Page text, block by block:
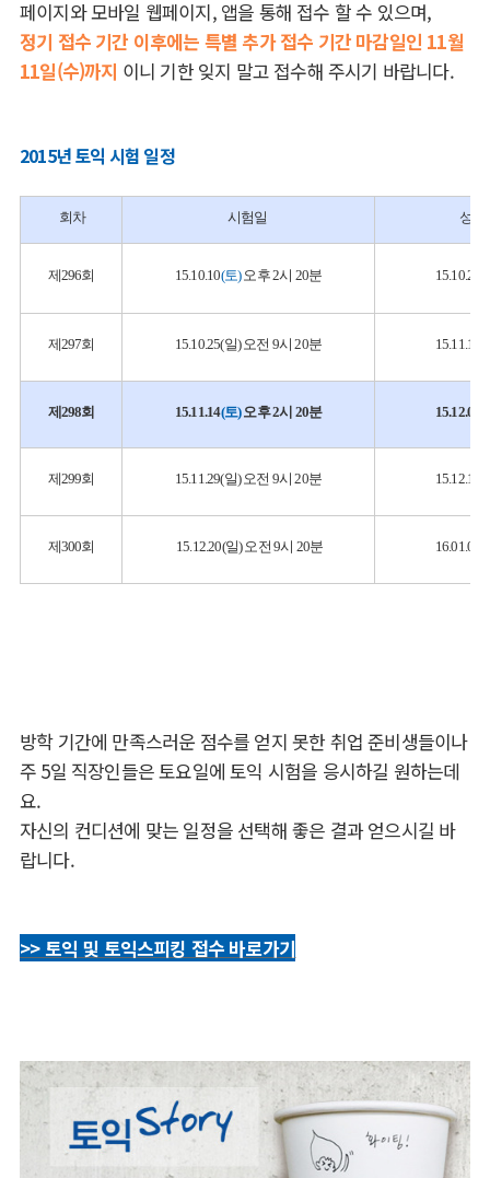
페이지와 모바일 웹페이지, 앱을 통해 접수 할 수 있으며,
정기 접수 기간 이후에는 특별 추가 접수 기간 마감일인 11월
11일(수)까지 이니 기한 잊지 말고 접수해 주시기 바랍니다.
2015년 토익 시험 일정
회차 시험일 성
제296회 15.10.10(토)오후 2시 20분
제297회 15.10.25(일) 오전 9시 20분
제298회 15.11.14(토)오후 2시 20분
제299회 15.11.29(일) 오전 9시 20분
제300회 15.12.20(일) 오전 9시 20분
방학 기간에 만족스러운 점수를 얻지 못한 취업 준비생들이나
주 5일 직장인들은 토요일에 토익 시험을 응시하길 원하는데
요.
자신의 컨디션에 맞는 일정을 선택해 좋은 결과 얻으시길 바
랍니다.
>> 토익 및 토익스피킹 접수 바로가기